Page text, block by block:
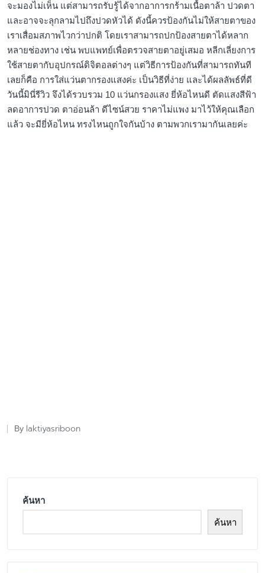
จะมองไม่เห็น แต่สามารถรับรู้ได้จากอาการกร้ามเนื้อตาล้า ปวดตา
และอาจจะลุกลามไปถึงปวดหัวได้ ดังนี้ควรป้องกันไม่ให้สายตาของ
เราเสื่อมสภาพไวกว่าปกติ โดยเราสามารถปกป้องสายตาได้หลาก
หลายช่องทาง เช่น พบแพทย์เพื่อตรวจสายตาอยู่เสมอ หลีกเลี่ยงการ
ใช้สายตากับอุปกรณ์ดิจิตอลต่างๆ แต่วิธีการป้องกันที่สามารถทันที
เลยก็คือ การใส่แว่นตากรองแสงค่ะ เป็นวิธีที่ง่าย และได้ผลลัพธ์ที่ดี
วันนี้มินี่รีวิว จึงได้รวบรวม 10 แว่นกรองแสง ยี่ห้อไหนดี ตัดแสงสีฟ้า
ลดอาการปวด ตาอ่อนล้า ดีไซน์สวย ราคาไม่แพง มาไว้ให้คุณเลือก
แล้ว จะมียี่ห้อไหน ทรงไหนถูกใจกันบ้าง ตามพวกเรามากันเลยค่ะ
Posted
By laktiyasriboon
ค้นหา
ค้นหา